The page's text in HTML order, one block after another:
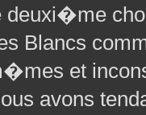
deuxi�me
Blancs
et
avons